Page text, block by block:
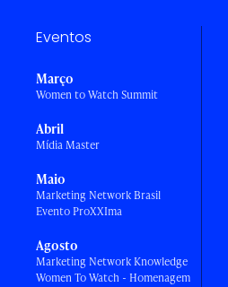
Eventos
Março
Women to Watch Summit
Abril
Mídia Master
Maio
Marketing Network Brasil
Evento ProXXIma
Agosto
Marketing Network Knowledge
Women To Watch - Homenagem